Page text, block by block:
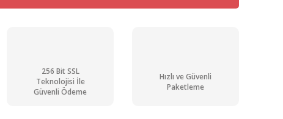
256 Bit SSL
Teknolojisi İle
Güvenli Ödeme
Hızlı ve Güvenli
Paketleme